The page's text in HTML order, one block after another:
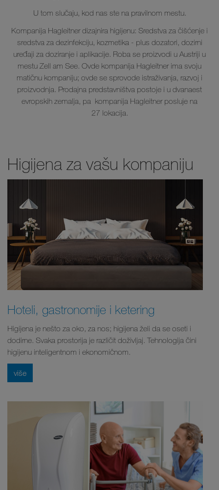
U tom slučaju, kod nas ste na pravilnom mestu.
Kompanija Hagleitner dizajnira higijenu: Sredstva za čišćenje i
sredstva za dezinfekciju, kozmetika - plus dozatori, dozirni
uređaji za doziranje i aplikacije. Roba se proizvodi u Austriji u
mestu Zell am See. Ovde kompanija Hagleitner ima svoju
matičnu kompaniju; ovde se sprovode istraživanja, razvoj i
proizvodnja. Prodajna predstavništva postoje i u dvanaest
evropskih zemalja, pa kompanija Hagleitner posluje na
27 lokacija.
Higijena za vašu kompaniju
Hoteli, gastronomije i ketering
Higijena je nešto za oko, za nos; higijena želi da se oseti i
dodirne. Svaka prostorija je različit doživljaj. Tehnologija čini
higijenu inteligentnom i ekonomičnom.
više